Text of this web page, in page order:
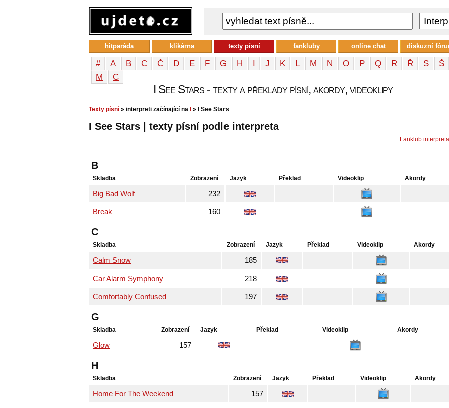
# A B C Č D E F G H I J K L M N O P Q R Ř S Š
М
С
I See Stars - texty a překlady písní, akordy, videoklipy
Texty písní » interpreti začínající na » I See Stars
I See Stars | texty písní podle interpreta
Fanklub interpreta
B
Skladba Zobrazení Jazyk Překlad Videoklip Akordy
Big Bad Wolf 232
Break 160
C
Skladba Zobrazení Jazyk Překlad Videoklip Akordy
Calm Snow 185
Car Alarm Symphony 218
Comfortably Confused 197
G
Skladba Zobrazení Jazyk Překlad Videoklip Akordy
Glow 157
H
Skladba Zobrazení Jazyk Překlad Videoklip Akordy
Home For The Weekend 157
hitparáda klikárna texty písní fankluby online chat diskuzní